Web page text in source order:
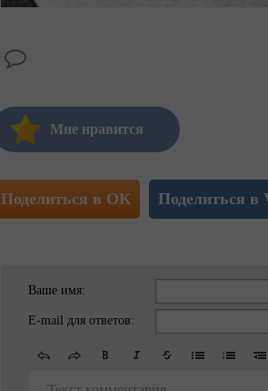
Мне нравится
Поделиться в ОК Поделиться в
Ваше имя:
E-mail для ответов: